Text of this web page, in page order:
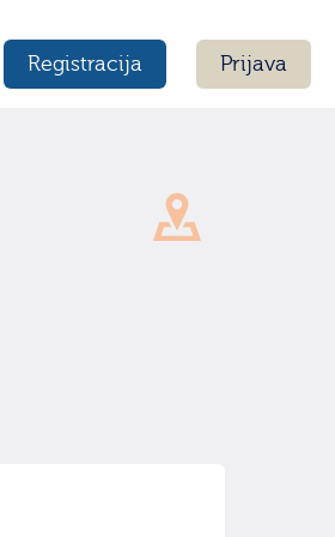
Registracija Prijava